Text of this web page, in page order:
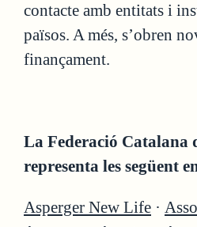
contacte amb entitats i
països. A més, s’obren
finançament.
La Federació Catalana
representa les següent
Asperger New Life ·